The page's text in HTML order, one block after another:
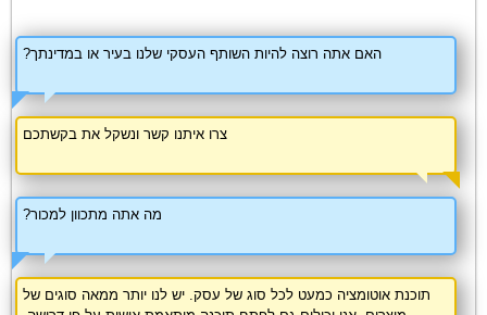
האם אתה רוצה להיות השותף העסקי שלנו בעיר או במדינתך?
צרו איתנו קשר ונשקל את בקשתכם
מה אתה מתכוון למכור?
תוכנת אוטומציה כמעט לכל סוג של עסק. יש לנו יותר ממאה סוגים של